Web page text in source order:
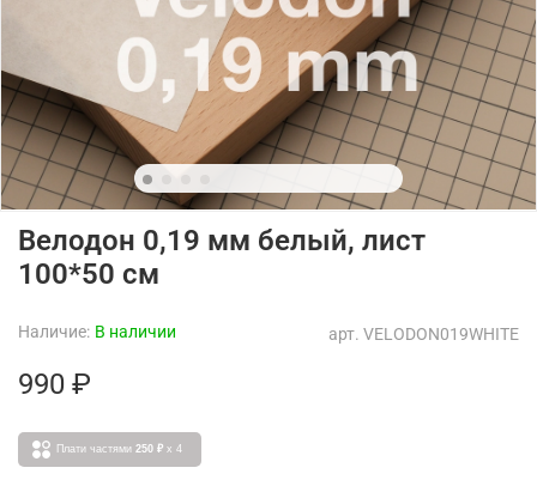
арт. VELODON019WHITE
Наличие: В наличии
Велодон 0,19 мм белый, лист
100*50 см
990 ₽
Плати частями 250 ₽ x 4